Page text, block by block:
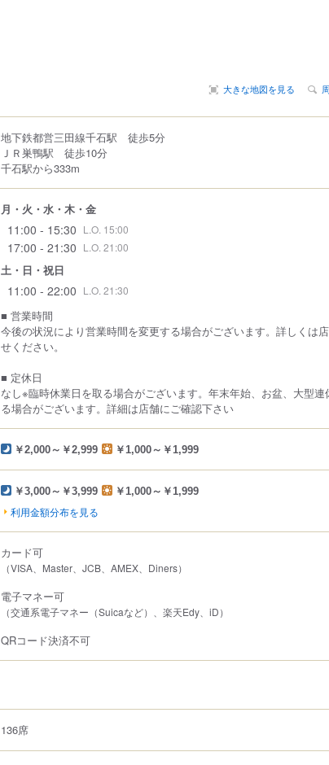
大きな地図を見る
地下鉄都営三田線千石駅 徒歩5分
ＪＲ巣鴨駅 徒歩10分
千石駅から333m
月・火・水・木・金
11:00 - 15:30 L.O. 15:00
17:00 - 21:30 L.O. 21:00
土・日・祝日
11:00 - 22:00 L.O. 21:30
■ 営業時間
今後の状況により営業時間を変更する場合がございます。詳しくは
せください。
■ 定休日
なし※臨時休業日を取る場合がございます。年末年始、お盆、大型連
る場合がございます。詳細は店舗にご確認下さい
￥2,000～￥2,999 ￥1,000～￥1,999
￥3,000～￥3,999 ￥1,000～￥1,999
利用金額分布を見る
カード可
（VISA、Master、JCB、AMEX、Diners）
電子マネー可
（交通系電子マネー（Suicaなど）、楽天Edy、iD）
QRコード決済不可
136席